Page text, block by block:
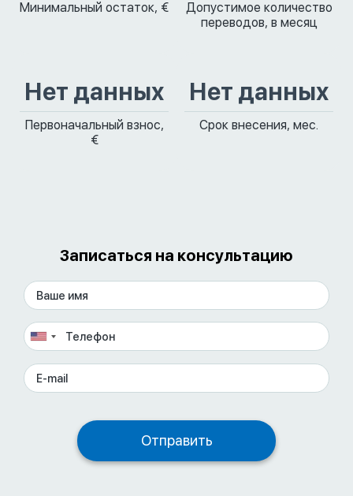
Минимальный остаток, €
Допустимое количество
переводов, в месяц
Нет данных
Первоначальный взнос,
€
Нет данных
Срок внесения, мес.
Записаться на консультацию